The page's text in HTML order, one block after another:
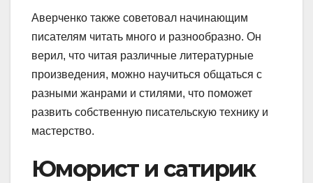
Аверченко также советовал начинающим
писателям читать много и разнообразно. Он
верил, что читая различные литературные
произведения, можно научиться общаться с
разными жанрами и стилями, что поможет
развить собственную писательскую технику и
мастерство.
Юморист и сатирик